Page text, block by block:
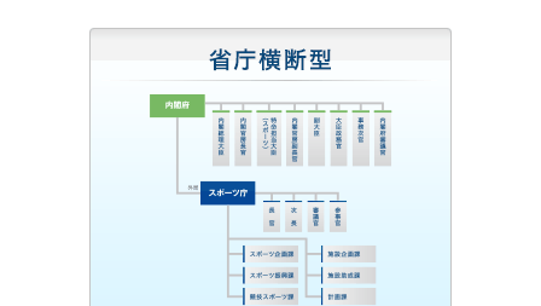
知る学ぶ
SPORT POLICY INCUBATOR ―スポーツ政策の『卵』 ―